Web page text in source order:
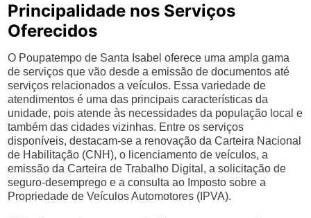
Principalidade nos Serviços
Oferecidos
O Poupatempo de Santa Isabel oferece uma ampla gama
de serviços que vão desde a emissão de documentos até
serviços relacionados a veículos. Essa variedade de
atendimentos é uma das principais características da
unidade, pois atende às necessidades da população local e
também das cidades vizinhas. Entre os serviços
disponíveis, destacam-se a renovação da Carteira Nacional
de Habilitação (CNH), o licenciamento de veículos, a
emissão da Carteira de Trabalho Digital, a solicitação de
seguro-desemprego e a consulta ao Imposto sobre a
Propriedade de Veículos Automotores (IPVA).